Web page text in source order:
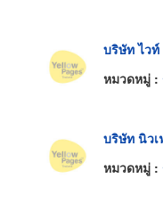
บริษัท ไว
หมวดหมู่ :
บริษัท นิว
หมวดหมู่ :